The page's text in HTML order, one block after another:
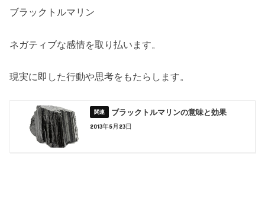
ブラックトルマリン
ネガティブな感情を取り払います。
現実に即した行動や思考をもたらします。
ブラックトルマリンの意味と効果
2013年5月23日